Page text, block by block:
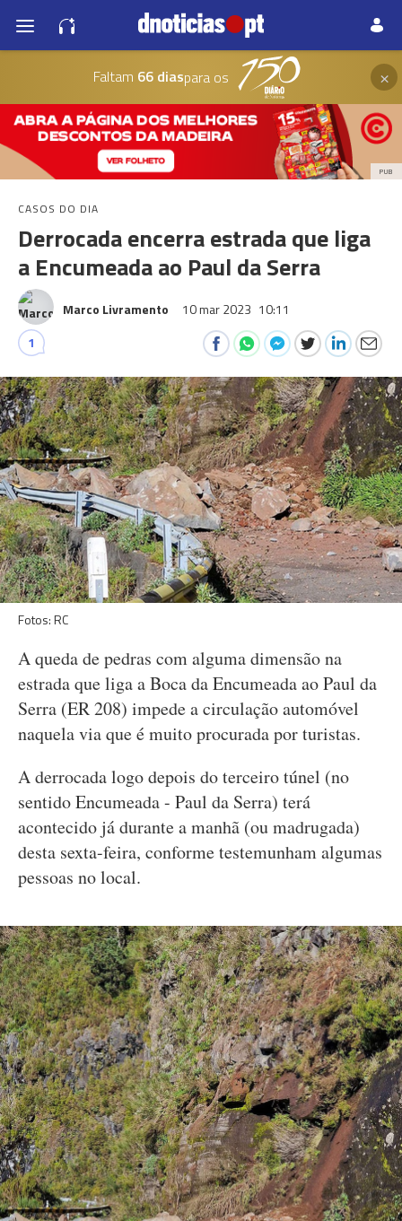
Faltam 66 diaspara os ×
PUB
CASOS DO DIA
Derrocada encerra estrada que liga
a Encumeada ao Paul da Serra
Marco Livramento 10 mar 2023 10:11
1
Fotos: RC
A queda de pedras com alguma dimensão na
estrada que liga a Boca da Encumeada ao Paul da
Serra (ER 208) impede a circulação automóvel
naquela via que é muito procurada por turistas.
A derrocada logo depois do terceiro túnel (no
sentido Encumeada - Paul da Serra) terá
acontecido já durante a manhã (ou madrugada)
desta sexta-feira, conforme testemunham algumas
pessoas no local.